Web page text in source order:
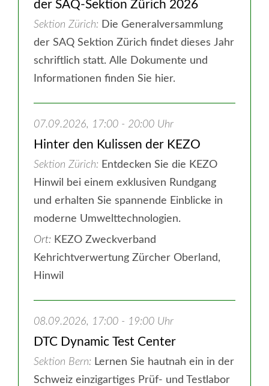
der SAQ-Sektion Zürich 2026
Sektion Zürich
Die Generalversammlung
der SAQ Sektion Zürich findet dieses Jahr
schriftlich statt. Alle Dokumente und
Informationen finden Sie hier.
07.09.2026, 17:00 - 20:00 Uhr
Hinter den Kulissen der KEZO
Sektion Zürich
Entdecken Sie die KEZO
Hinwil bei einem exklusiven Rundgang
und erhalten Sie spannende Einblicke in
moderne Umwelttechnologien.
Ort: KEZO Zweckverband
Kehrichtverwertung Zürcher Oberland,
Hinwil
08.09.2026, 17:00 - 19:00 Uhr
DTC Dynamic Test Center
Sektion Bern
Lernen Sie hautnah ein in der
Schweiz einzigartiges Prüf- und Testlabor